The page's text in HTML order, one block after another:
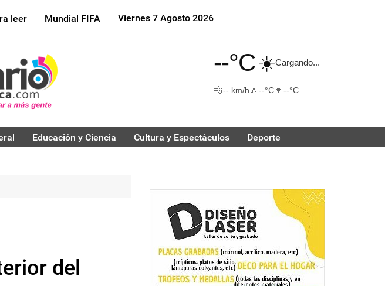
leer Mundial FIFA Viernes 7 Agosto 2026
--°C☀️Cargando...
💨-- km/h 🔼 --°C🔽 --°C
Educación y Ciencia Cultura y Espectáculos Deporte
del